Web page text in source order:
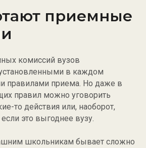
приемные
комиссий вузов
в каждом
правилами приема. Но даже в
правил можно уговорить
то действия или, наоборот,
это выгоднее вузу.
школьникам бывает сложно